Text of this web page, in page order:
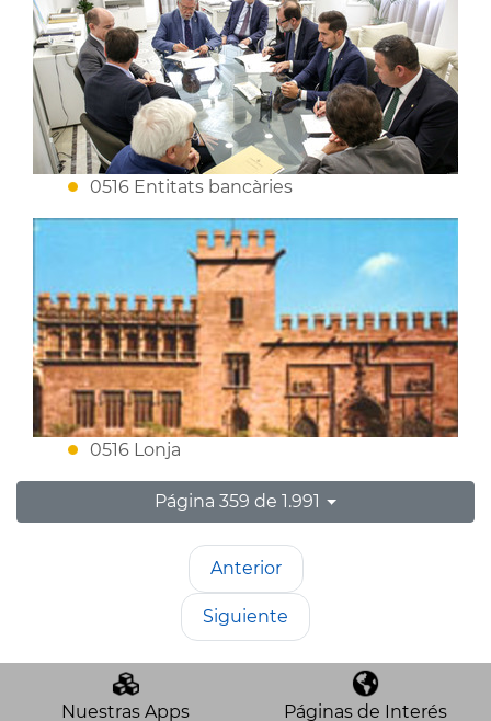
0516 Entitats bancàries
0516 Lonja
Página 359 de 1.991
Anterior
Siguiente
Nuestras Apps Páginas de Interés